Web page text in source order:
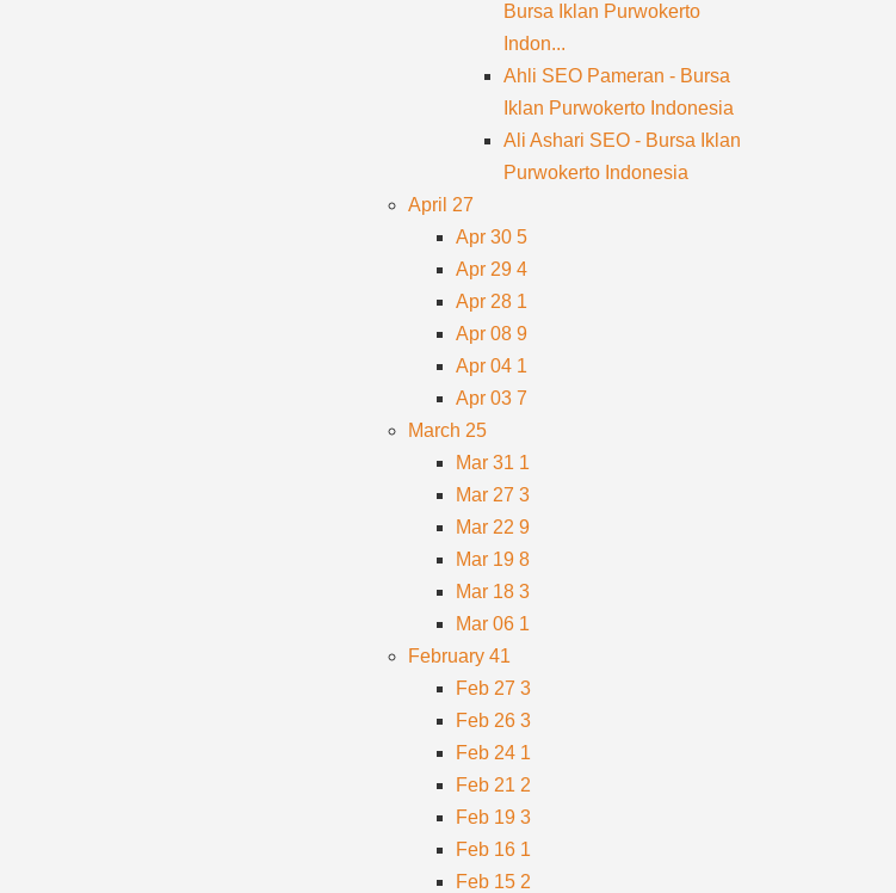
Bursa Iklan Purwokerto
Indon...
Ahli SEO Pameran - Bursa
Iklan Purwokerto Indonesia
Ali Ashari SEO - Bursa Iklan
Purwokerto Indonesia
April 27
Apr 305
Apr 294
Apr 28 1
Apr 089
Apr 04 1
Apr 037
March 25
Mar 31 1
Mar 273
Mar 229
Mar 198
Mar 183
Mar 06 1
February41
Feb 273
Feb 263
Feb 24 1
Feb 21 2
Feb 193
Feb 16 1
Feb 15 2